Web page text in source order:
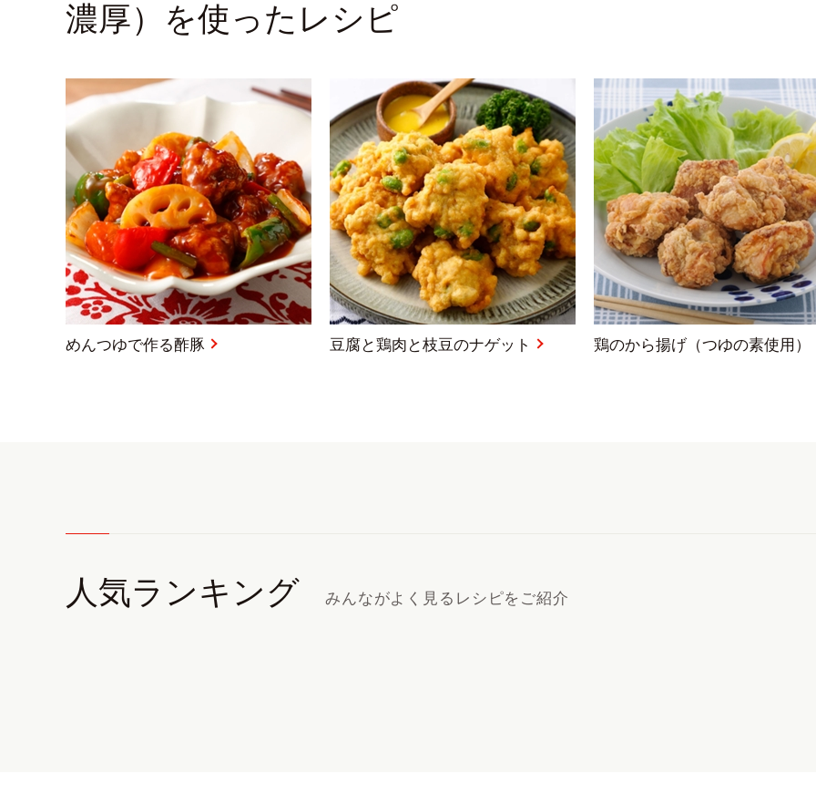
濃厚）を使ったレシピ
めんつゆで作る酢豚 豆腐と鶏肉と枝豆のナゲット 鶏のから揚げ（つゆの素使用）
人気ランキング みんながよく見るレシピをご紹介